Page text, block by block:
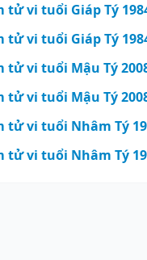
tử vi tuổi Giáp Tý
tử vi tuổi Giáp Tý
tử vi tuổi Mậu Tý
tử vi tuổi Mậu Tý
tử vi tuổi Nhâm Tý
tử vi tuổi Nhâm Tý